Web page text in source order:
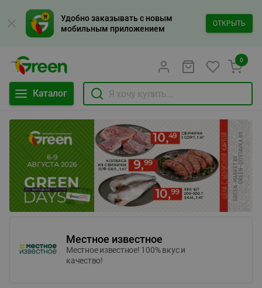
Удобно заказывать с новым
мобильным приложением
ОТКРЫТЬ
Каталог
0
Местное известное
Местное известное! 100% вкус и
качество!